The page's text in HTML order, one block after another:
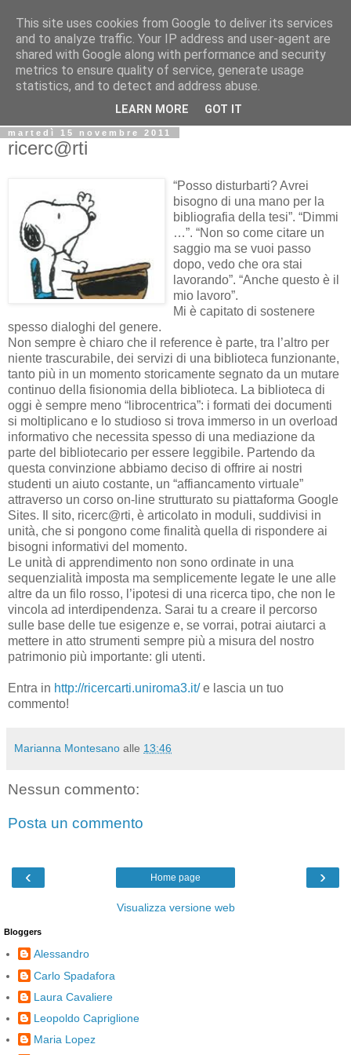
Biblio@rti in
Il Blog della Biblioteca di Area delle arti per condividere
informazioni iniziative incontri
martedì 15 novembre 2011
ricerc@rti
“Posso disturbarti? Avrei
bisogno di una mano per la
bibliografia della tesi”. “Dimmi
…”. “Non so come citare un
saggio ma se vuoi passo
dopo, vedo che ora stai
lavorando”. “Anche questo è il
mio lavoro”.
Mi è capitato di sostenere
spesso dialoghi del genere.
Non sempre è chiaro che il reference è parte, tra l’altro per
niente trascurabile, dei servizi di una biblioteca funzionante,
tanto più in un momento storicamente segnato da un mutare
continuo della fisionomia della biblioteca. La biblioteca di
oggi è sempre meno “librocentrica”: i formati dei documenti
si moltiplicano e lo studioso si trova immerso in un overload
informativo che necessita spesso di una mediazione da
parte del bibliotecario per essere leggibile. Partendo da
questa convinzione abbiamo deciso di offrire ai nostri
studenti un aiuto costante, un “affiancamento virtuale”
attraverso un corso on-line strutturato su piattaforma Google
Sites. Il sito, ricerc@rti, è articolato in moduli, suddivisi in
unità, che si pongono come finalità quella di rispondere ai
bisogni informativi del momento.
Le unità di apprendimento non sono ordinate in una
sequenzialità imposta ma semplicemente legate le une alle
altre da un filo rosso, l’ipotesi di una ricerca tipo, che non le
vincola ad interdipendenza. Sarai tu a creare il percorso
sulle base delle tue esigenze e, se vorrai, potrai aiutarci a
mettere in atto strumenti sempre più a misura del nostro
patrimonio più importante: gli utenti.
Entra in http://ricercarti.uniroma3.it/e lascia un tuo
commento!
Marianna Montesano alle 13:46
Nessun commento:
Posta un commento
‹ ›
Home page
Visualizza versione web
Bloggers
Alessandro
Carlo Spadafora
Laura Cavaliere
Leopoldo Capriglione
Maria Lopez
This site uses cookies from Google to deliver its services
and to analyze traffic. Your IP address and user-agent are
shared with Google along with performance and security
metrics to ensure quality of service, generate usage
statistics, and to detect and address abuse.
LEARN MORE GOT IT